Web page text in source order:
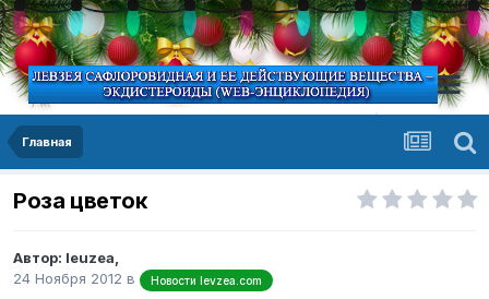
Главная
Роза цветок
Автор: leuzea,
24 Ноября 2012 в Новости levzea.com